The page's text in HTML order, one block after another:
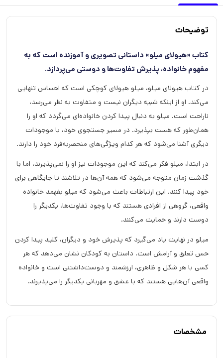
توضیحات
کتاب «هیولای میلو» داستانی تصویری و آموزنده است که به
مفهوم خانواده، پذیرش تفاوت‌ها و دوستی می‌پردازد.
در کتاب هیولای میلو، میلو هیولای کوچکی است که احساس تنهایی
می‌کند. او از اینکه شبیه دیگران نیست و متفاوت به نظر می‌رسد،
ناراحت است. میلو به دنبال پیدا کردن خانواده‌ای می‌گردد که او را
همان‌طور که هست بپذیرد. در مسیر جستجوی خود، با موجودات
دیگری آشنا می‌شود که هر کدام ویژگی‌های منحصربه‌فرد خود را دارند.
در ابتدا، میلو فکر می‌کند که این موجودات نیز او را نمی‌پذیرند، اما با
گذشت زمان متوجه می‌شود که همه آن‌ها در تلاشند تا جایگاهی برای
خود پیدا کنند. این ارتباطات باعث می‌شود که میلو بفهمد خانواده
واقعی، گروهی از افرادی هستند که با وجود تفاوت‌ها، یکدیگر را
دوست دارند و حمایت می‌کنند.
میلو در نهایت یاد می‌گیرد که پذیرش خود و دیگران، کلید پیدا کردن
حس تعلق و آرامش است. داستان به کودکان نشان می‌دهد که هر
کسی با هر شکل و ظاهری، ارزشمند و دوست‌داشتنی است و خانواده
واقعی آن‌هایی هستند که با عشق و مهربانی یکدیگر را می‌پذیرند.
مشخصات